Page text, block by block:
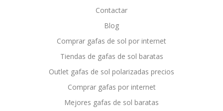
Contactar
Blog
Comprar gafas de sol por internet
Tiendas de gafas de sol baratas
Outlet gafas de sol polarizadas precios
Comprar gafas por internet
Mejores gafas de sol baratas